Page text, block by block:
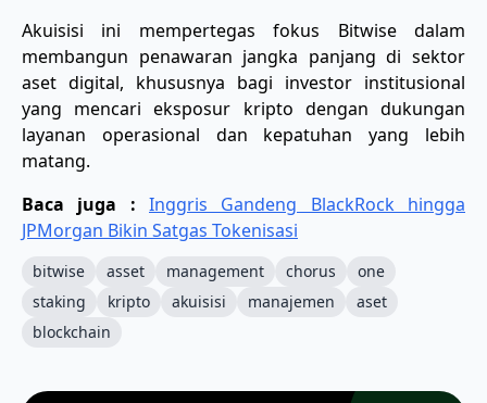
Akuisisi ini mempertegas fokus Bitwise dalam
membangun penawaran jangka panjang di sektor
aset digital, khususnya bagi investor institusional
yang mencari eksposur kripto dengan dukungan
layanan operasional dan kepatuhan yang lebih
matang.
Baca juga : Inggris Gandeng BlackRock hingga
JPMorgan Bikin Satgas Tokenisasi
bitwise asset management chorus
one
staking
kripto akuisisi manajemen
aset
blockchain